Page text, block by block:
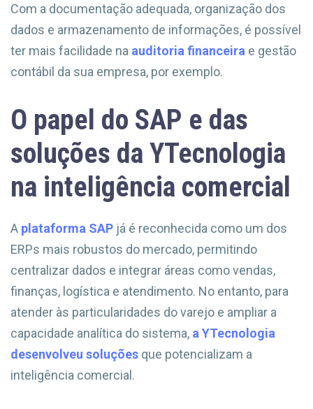
Com a documentação adequada, organização dos
dados e armazenamento de informações, é possível
ter mais facilidade na auditoria financeira e gestão
contábil da sua empresa, por exemplo.
O papel do SAP e das
soluções da YTecnologia
na inteligência comercial
A plataforma SAP já é reconhecida como um dos
ERPs mais robustos do mercado, permitindo
centralizar dados e integrar áreas como vendas,
finanças, logística e atendimento. No entanto, para
atender às particularidades do varejo e ampliar a
capacidade analítica do sistema, a YTecnologia
desenvolveu soluções que potencializam a
inteligência comercial.